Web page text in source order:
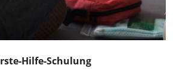
Hilfe-Schulung